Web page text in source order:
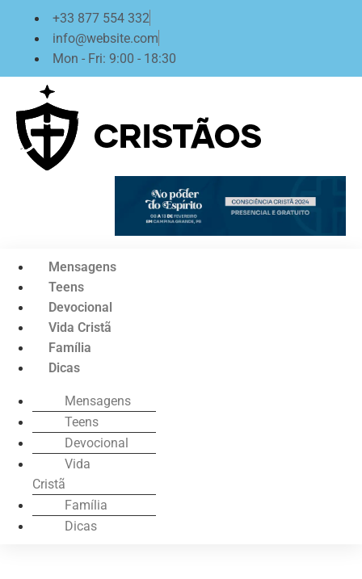
conteúdo
+33 877 554 332
info@website.com
Mon - Fri: 9:00 - 18:30
Mensagens
Teens
Devocional
Vida Cristã
Família
Dicas
Mensagens
Teens
Devocional
Vida
Cristã
Família
Dicas